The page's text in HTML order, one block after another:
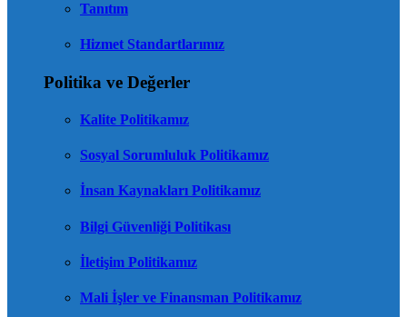
Tanıtım
Hizmet Standartlarımız
Politika ve Değerler
Kalite Politikamız
Sosyal Sorumluluk Politikamız
İnsan Kaynakları Politikamız
Bilgi Güvenliği Politikası
İletişim Politikamız
Mali İşler ve Finansman Politikamız